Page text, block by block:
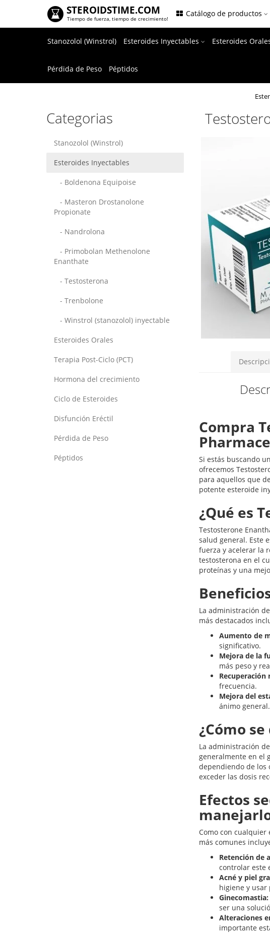
STEROIDSTIME.COM
Tiempo de fuerza, tiempo de crecimiento!
Catálogo de productos
Stanozolol (Winstrol) Esteroides Inyectables Esteroides
Pérdida de Peso Péptidos
Categorias
Stanozolol (Winstrol)
Esteroides Inyectables
- Boldenona Equipoise
- Masteron Drostanolone
Propionate
- Nandrolona
- Primobolan Methenolone
Enanthate
- Testosterona
- Trenbolone
- Winstrol (stanozolol) inyectable
Esteroides Orales
Terapia Post-Ciclo (PCT)
Hormona del crecimiento
Ciclo de Esteroides
Disfunción Eréctil
Pérdida de Peso
Péptidos
Compra
Si estás buscando
ofrecemos
para aquellos que
potente esteroide
¿Qué es
Testosterone
salud general. Este
fuerza y acelerar la
testosterona en el
proteínas y una
La administración
más destacados
Aumento de
significativo.
Mejora de la
más peso y
Recuperación
frecuencia.
Mejora del
ánimo general.
¿Cómo
La administración
generalmente en el
dependiendo de los
exceder las dosis
Efectos
Como con cualquier
más comunes
Retención de
controlar este
Acné y piel
higiene y usar
Ginecomastia:
ser una
Alteraciones
importante